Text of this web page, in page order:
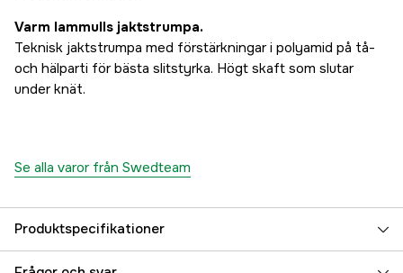
Varm lammulls jaktstrumpa.
Teknisk jaktstrumpa med förstärkningar i polyamid på tå-
och hälparti för bästa slitstyrka. Högt skaft som slutar
under knät.
Se alla varor från Swedteam
Produktspecifikationer